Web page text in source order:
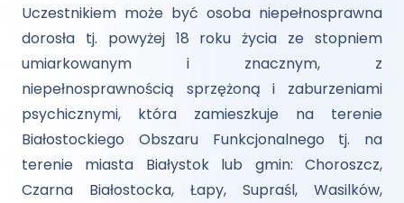
Uczestnikiem może być osoba niepełnosprawna
dorosła tj. powyżej 18 roku życia ze stopniem
umiarkowanym i znacznym, z
niepełnosprawnością sprzężoną i zaburzeniami
psychicznymi, która zamieszkuje na terenie
Białostockiego Obszaru Funkcjonalnego tj. na
terenie miasta Białystok lub gmin: Choroszcz,
Czarna Białostocka, Łapy, Supraśl, Wasilków,